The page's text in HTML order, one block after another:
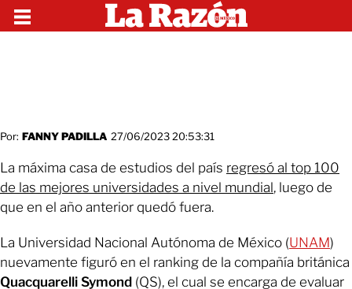
Por: FANNY PADILLA 27/06/2023 20:53:31
La máxima casa de estudios del país regresó al top 100
de las mejores universidades a nivel mundial, luego de
que en el año anterior quedó fuera.
La Universidad Nacional Autónoma de México (UNAM)
nuevamente figuró en el ranking de la compañía británica
Quacquarelli Symond (QS), el cual se encarga de evaluar